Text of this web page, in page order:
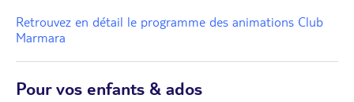
Retrouvez en détail le programme des animations Club
Marmara
Pour vos enfants & ados